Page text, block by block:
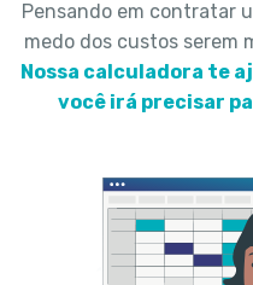
Pensando em contratar
medo dos custos serem
Nossa calculadora te
você irá precisar